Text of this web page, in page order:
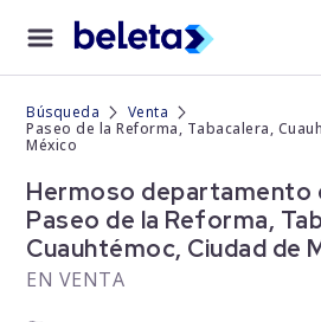
Búsqueda
Venta
Paseo de la Reforma, Tabacalera,
México
Hermoso departamento
Paseo de la Reforma,
Cuauhtémoc, Ciudad de
EN VENTA